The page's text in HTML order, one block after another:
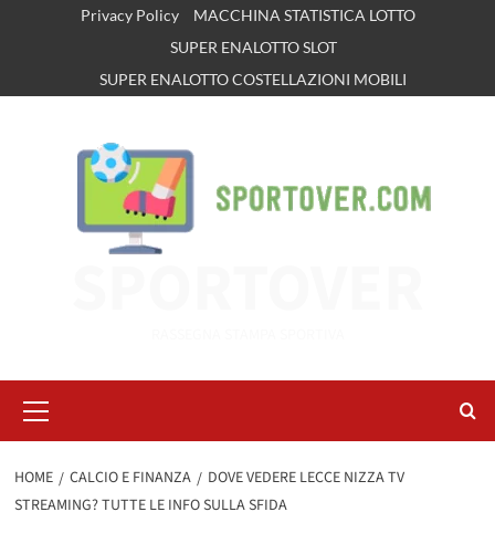
Privacy Policy
MACCHINA STATISTICA LOTTO
SUPER ENALOTTO SLOT
SUPER ENALOTTO COSTELLAZIONI MOBILI
principale
HOME CALCIO E FINANZA
DOVE VEDERE LECCE NIZZA TV
STREAMING? TUTTE LE INFO SULLA SFIDA